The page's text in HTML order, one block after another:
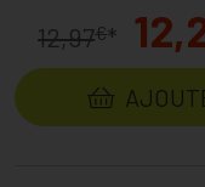
12,97€*